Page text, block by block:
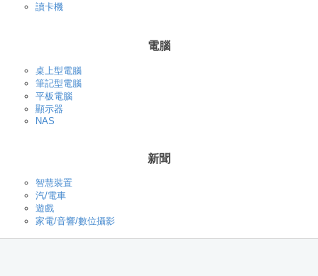
讀卡機
電腦
桌上型電腦
筆記型電腦
平板電腦
顯示器
NAS
新聞
智慧裝置
汽/電車
遊戲
家電/音響/數位攝影